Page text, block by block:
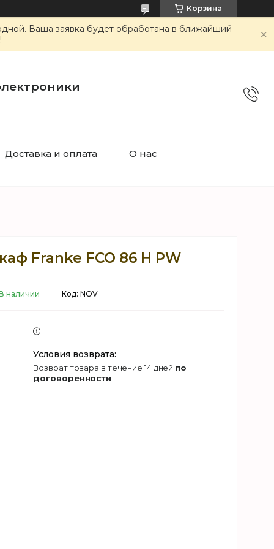
Корзина
Ваша заявка будет обработана в ближайший
Доставка и оплата О нас
Franke FCO 86 H PW
наличии Код: NOV
возврат товара в течение 14 дней по
договоренности